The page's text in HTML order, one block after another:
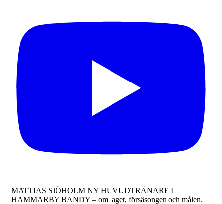
MATTIAS SJÖHOLM NY HUVUDTRÄNARE I
HAMMARBY BANDY – om laget, försäsongen och målen.